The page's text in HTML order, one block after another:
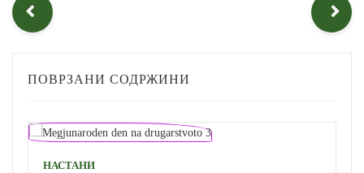
ПОВРЗАНИ СОДРЖИНИ
НАСТАНИ